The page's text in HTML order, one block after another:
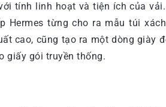
tính linh hoạt và tiện ích của
Hermes từng cho ra mẫu túi
cao, cũng tạo ra một dòng giày
giấy gói truyền thống.